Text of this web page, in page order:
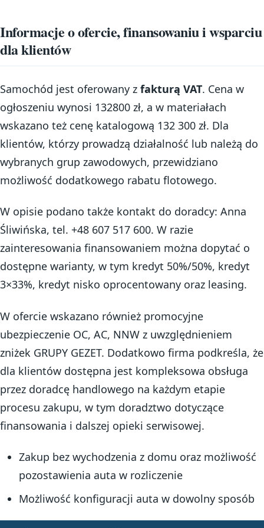
Informacje o ofercie, finansowaniu i wsparciu
dla klientów
Samochód jest oferowany z fakturą VAT. Cena w
ogłoszeniu wynosi 132800 zł, a w materiałach
wskazano też cenę katalogową 132 300 zł. Dla
klientów, którzy prowadzą działalność lub należą do
wybranych grup zawodowych, przewidziano
możliwość dodatkowego rabatu flotowego.
W opisie podano także kontakt do doradcy: Anna
Śliwińska, tel. +48 607 517 600. W razie
zainteresowania finansowaniem można dopytać o
dostępne warianty, w tym kredyt 50%/50%, kredyt
3×33%, kredyt nisko oprocentowany oraz leasing.
W ofercie wskazano również promocyjne
ubezpieczenie OC, AC, NNW z uwzględnieniem
zniżek GRUPY GEZET. Dodatkowo firma podkreśla, że
dla klientów dostępna jest kompleksowa obsługa
przez doradcę handlowego na każdym etapie
procesu zakupu, w tym doradztwo dotyczące
finansowania i dalszej opieki serwisowej.
Zakup bez wychodzenia z domu oraz możliwość
pozostawienia auta w rozliczenie
Możliwość konfiguracji auta w dowolny sposób